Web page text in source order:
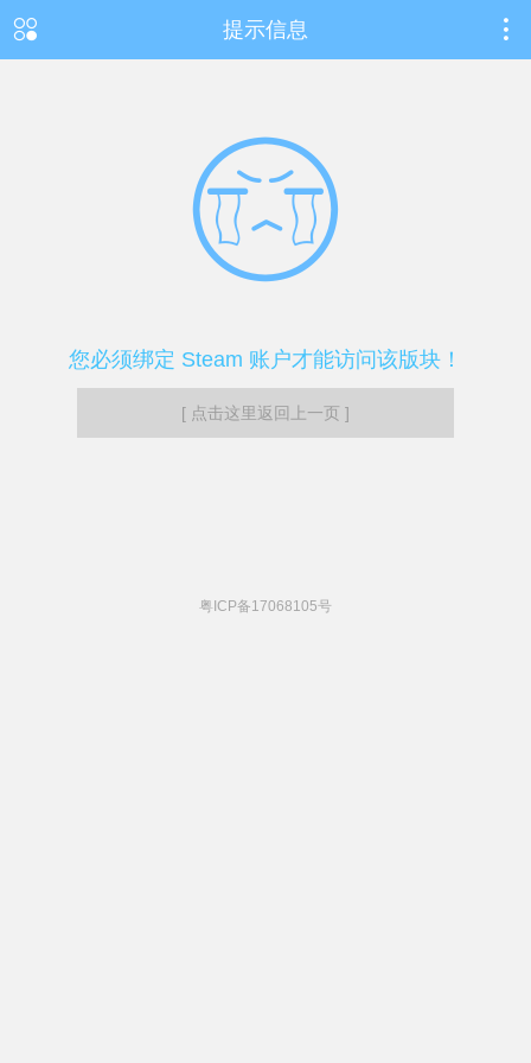
提示信息
您必须绑定 Steam 账户才能访问该版块！
[ 点击这里返回上一页 ]
粤ICP备17068105号